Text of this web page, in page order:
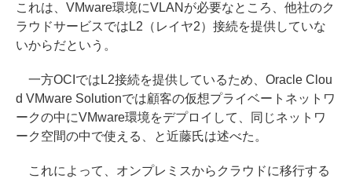
これは、VMware環境にVLANが必要なところ、他社のク
ラウドサービスではL2（レイヤ2）接続を提供していな
いからだという。
一方OCIではL2接続を提供しているため、Oracle Clou
d VMware Solutionでは顧客の仮想プライベートネットワ
ークの中にVMware環境をデプロイして、同じネットワ
ーク空間の中で使える、と近藤氏は述べた。
これによって、オンプレミスからクラウドに移行する